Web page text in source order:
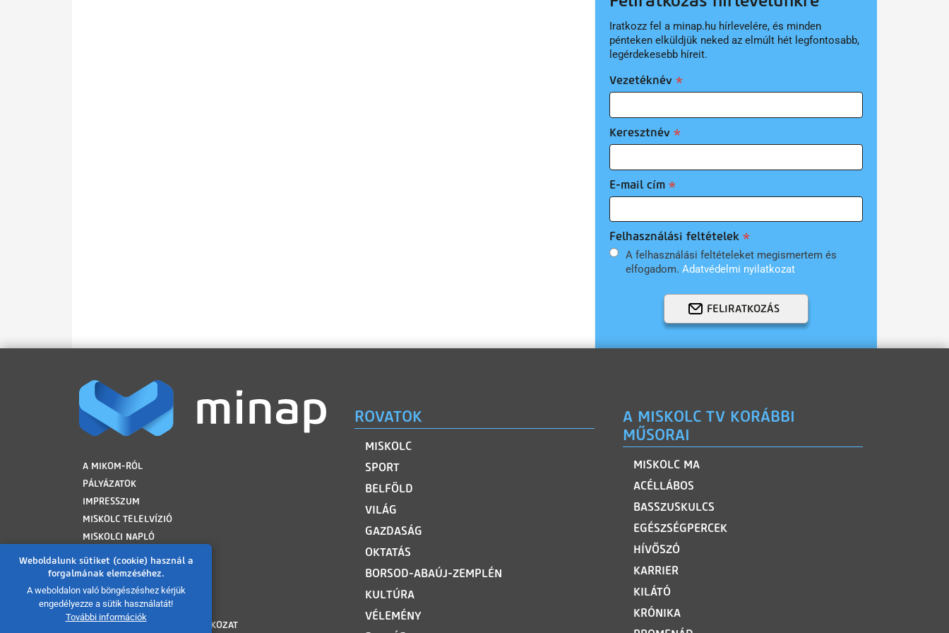
Weboldalunk sütiket (cookie) használ a
forgalmának elemzéséhez.
A weboldalon való böngészéshez kérjük
engedélyezze a sütik használatát!
További információk
Iratkozz fel a minap.hu hírlevelére, és minden
pénteken elküldjük neked az elmúlt hét legfontosabb,
legérdekesebb híreit.
Vezetéknév
Keresztnév
E-mail cím
Felhasználási feltételek
A felhasználási feltételeket megismertem és
elfogadom. Adatvédelmi nyilatkozat
FELIRATKOZÁS
LÁBLÉC
A MIKOM-RÓL
PÁLYÁZATOK
IMPRESSZUM
MISKOLC TELELVÍZIÓ
MISKOLCI NAPLÓ
FELHASZNÁLÁSI FELTÉTELEK
ADATVÉDELMI TÁJÉKOZTATÓ
SÜTI TÁJÉKOZTATÓ
AKADÁLYMENTESÍTÉSI NYILATKOZAT
ROVATOK
MISKOLC
SPORT
BELFÖLD
VILÁG
GAZDASÁG
OKTATÁS
BORSOD-ABAÚJ-ZEMPLÉN
KULTÚRA
VÉLEMÉNY
A MISKOLC TV KORÁBBI
MŰSORAI
MISKOLC MA
ACÉLLÁBOS
BASSZUSKULCS
EGÉSZSÉGPERCEK
HÍVŐSZÓ
KARRIER
KILÁTÓ
KRÓNIKA